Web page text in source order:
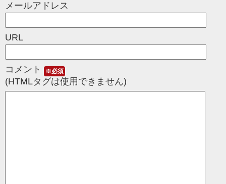
メールアドレス
URL
コメント ※必須
(HTMLタグは使用できません)